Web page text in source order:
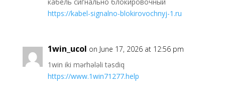
https://kabel-signalno-blokirovochnyj-1.ru
1win_ucol on June 17, 2026 at 12:56 pm
1win iki mərhələli təsdiq
https://www.1win71277.help